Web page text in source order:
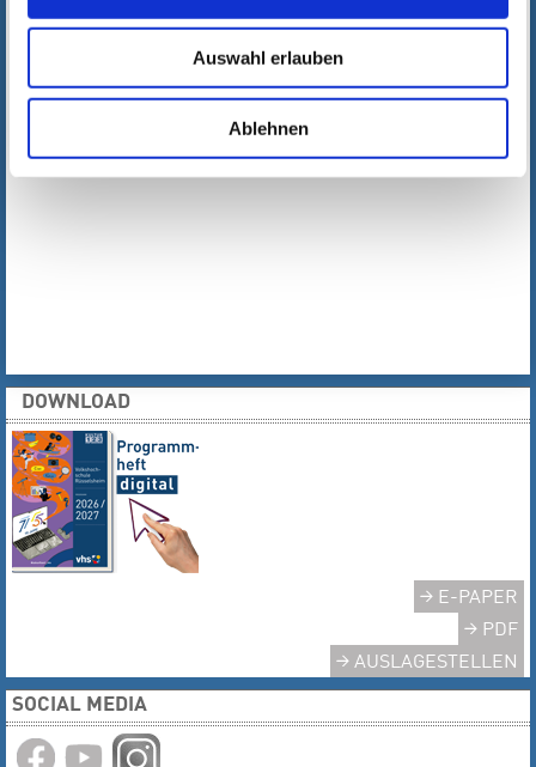
Auswahl erlauben
Ablehnen
DOWNLOAD
E-PAPER
PDF
AUSLAGESTELLEN
SOCIAL MEDIA